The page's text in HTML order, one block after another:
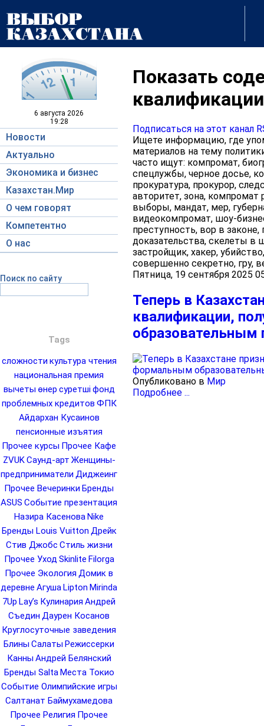
6 августа 2026
19:28
Новости
Актуально
Экономика и бизнес
Казахстан.Мир
О чем говорят
Компетентно
О нас
Поиск по сайту
Tags
сложности культура чтения
национальная премия
вычеты өнер суретшіфонд
проблемных кредитов ФПК
Айдархан Кусаинов
пенсионные изъятия
Прочее курсы Прочее Кафе
ZVUKСаунд-арт Женщины-
предприниматели Диджеинг
Прочее Вечеринки Бренды
ASUS Событие презентация
Назира Касенова Nike
Бренды Louis Vuitton Дрейк
Стив Джобс Стиль жизни
Прочее Уход Skinlite Filorga
Прочее Экология Домик в
деревне Агуша Lipton Mirinda
7Up Lay’s Кулинария Андрей
Съедин Даурен Косанов
Круглосуточные заведения
Блины Салаты Режиссерки
Канны Андрей Белянский
Бренды Salta Места Токио
Событие Олимпийские игры
Салтанат Баймухамедова
Прочее Религия Прочее
Показать
квалификации
Подписаться на этот канал
Ищете информацию, где
материалов на тему
часто ищут: компромат,
спецлужбы, черное досье,
прокуратура, прокурор,
авторитет, зона, компромат
выборы, мандат, мер,
видеокомпромат, шоу-
преступность, вор в
доказательства, скелеты в
застройщик, хакер,
совершенно секретно, гру,
Пятница, 19 сентября 2025
Теперь в
квалификации,
образовательным
Опубликовано в Мир
Подробнее ...